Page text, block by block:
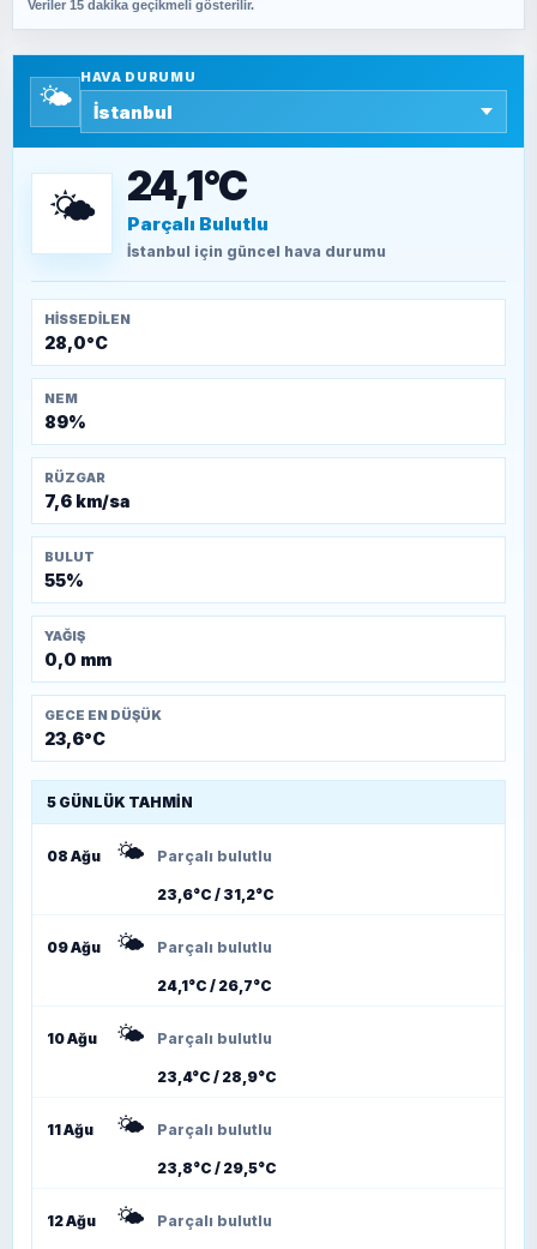
SAVAŞ ŞAHİN
SEYFULLAH ÇİÇEK
TEOMAN ALPASLAN
Kütahya-Eskişehir Muharebeleri (10-24
Veriler 15 dakika geçikmeli gösterilir.
🌤️
HAVA DURUMU
🌤️ 24,1°C
Parçalı Bulutlu
İstanbul için güncel hava durumu
HISSEDILEN
28,0°C
NEM
89%
RÜZGAR
7,6 km/sa
BULUT
55%
YAĞIŞ
0,0 mm
GECE EN DÜŞÜK
23,6°C
5 GÜNLÜK TAHMIN
08 Ağu 🌤️ Parçalı bulutlu
23,6°C / 31,2°C
09 Ağu 🌤️ Parçalı bulutlu
24,1°C / 26,7°C
10 Ağu 🌤️ Parçalı bulutlu
23,4°C / 28,9°C
11 Ağu 🌤️ Parçalı bulutlu
23,8°C / 29,5°C
12 Ağu 🌤️ Parçalı bulutlu